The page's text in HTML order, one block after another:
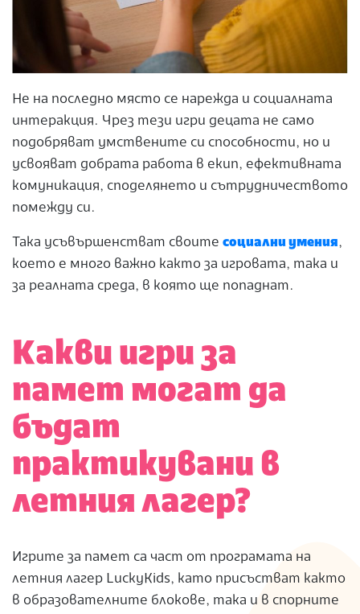
Не на последно място се нарежда и социалната
интеракция. Чрез тези игри децата не само
подобряват умствените си способности, но и
усвояват добрата работа в екип, ефективната
комуникация, споделянето и сътрудничеството
помежду си.
Така усъвършенстват своите социални умения,
което е много важно както за игровата, така и
за реалната среда, в която ще попаднат.
Какви игри за
памет могат да
бъдат
практикувани в
летния лагер?
Игрите за памет са част от програмата на
летния лагер LuckyKids, като присъстват както
в образователните блокове, така и в спорните